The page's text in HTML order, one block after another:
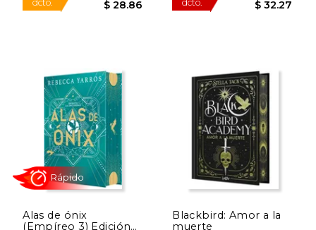
15% 50%
Alas de ónix
(Empíreo 3) Edición
Blackbird: Amor a la
muerte